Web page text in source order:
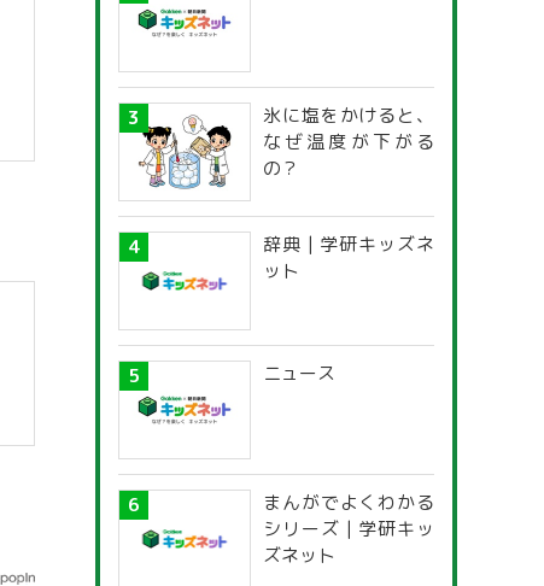
氷に塩をかけると、
なぜ温度が下がる
の？
辞典 | 学研キッズネ
ット
ニュース
まんがでよくわかる
シリーズ | 学研キッ
ズネット